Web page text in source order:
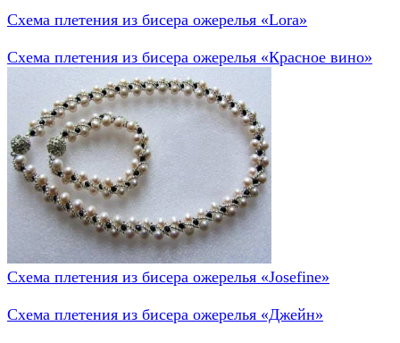
Схема плетения из бисера ожерелья «Lora»
Схема плетения из бисера ожерелья «Красное вино»
Схема плетения из бисера ожерелья «Josefine»
Схема плетения из бисера ожерелья «Джейн»